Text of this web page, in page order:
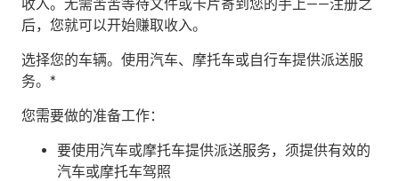
收入。无需苦苦等待文件或卡片寄到您的手上——注册之
后，您就可以开始赚取收入。
​选择您的车辆。使用汽车、摩托车或自行车提供派送服
务。*
您需要做的准备工作：
要使用汽车或摩托车提供派送服务，须提供有效的
汽车或摩托车驾照